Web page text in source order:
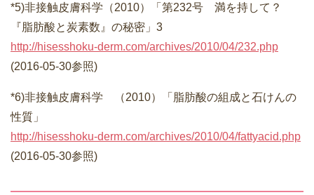
*5)非接触皮膚科学（2010）「第232号 満を持して？
『脂肪酸と炭素数』の秘密」3
http://hisesshoku-derm.com/archives/2010/04/232.php
(2016-05-30参照)
*6)非接触皮膚科学 （2010）「脂肪酸の組成と石けんの
性質」
http://hisesshoku-derm.com/archives/2010/04/fattyacid.php
(2016-05-30参照)